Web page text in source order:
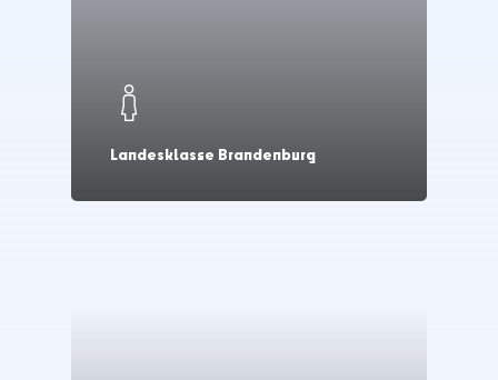
Landesklasse Brandenburg